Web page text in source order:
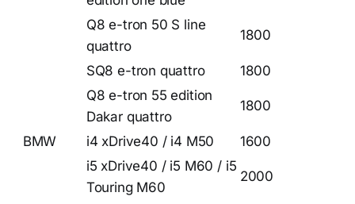
Q8 e-tron 50 S line
quattro
1800
SQ8 e-tron quattro
1800
Q8 e-tron 55 edition
Dakar quattro
1800
BMW i4 xDrive40 / i4 M50
1600
i5 xDrive40 / i5 M60 / i5
Touring M60
2000